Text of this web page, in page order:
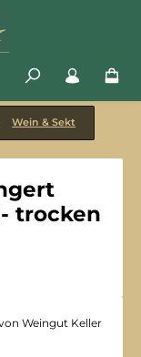
Wein & Sekt
trocken